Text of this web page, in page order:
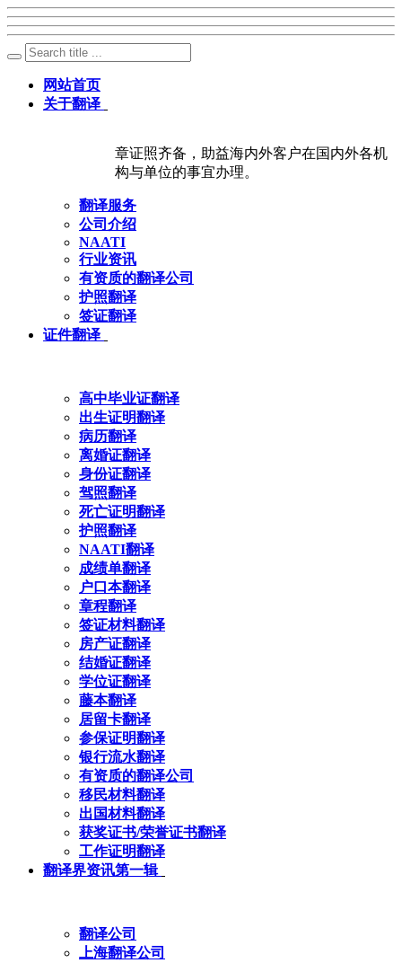
网站首页
关于翻译
章证照齐备，助益海内外客户在国内外各机
构与单位的事宜办理。
翻译服务
公司介绍
NAATI
行业资讯
有资质的翻译公司
护照翻译
签证翻译
证件翻译
高中毕业证翻译
出生证明翻译
病历翻译
离婚证翻译
身份证翻译
驾照翻译
死亡证明翻译
护照翻译
NAATI翻译
成绩单翻译
户口本翻译
章程翻译
签证材料翻译
房产证翻译
结婚证翻译
学位证翻译
藤本翻译
居留卡翻译
参保证明翻译
银行流水翻译
有资质的翻译公司
移民材料翻译
出国材料翻译
获奖证书/荣誉证书翻译
工作证明翻译
翻译界资讯第一辑
翻译公司
上海翻译公司